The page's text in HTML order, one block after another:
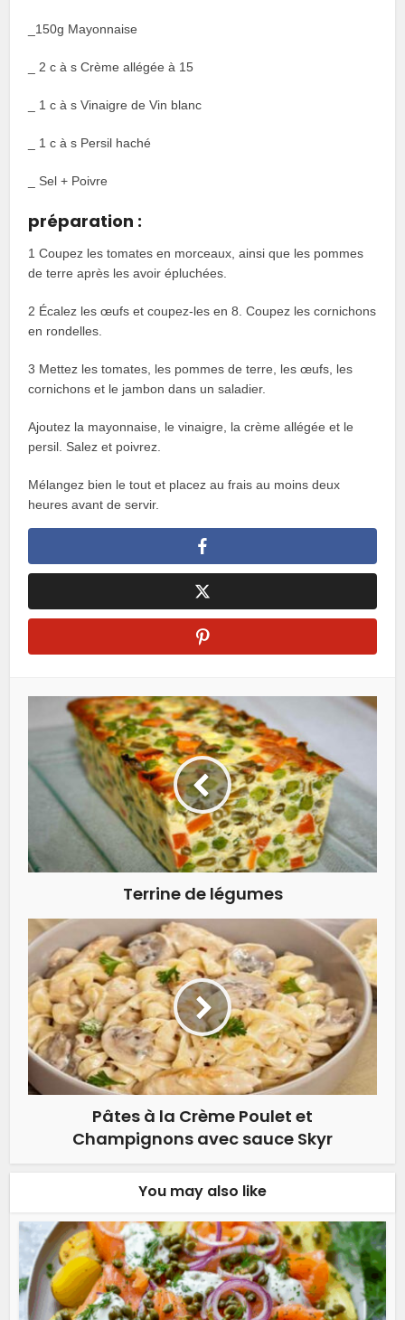
_150g Mayonnaise
_ 2 c à s Crème allégée à 15
_ 1 c à s Vinaigre de Vin blanc
_ 1 c à s Persil haché
_ Sel + Poivre
préparation :
1 Coupez les tomates en morceaux, ainsi que les pommes
de terre après les avoir épluchées.
2 Écalez les œufs et coupez-les en 8. Coupez les cornichons
en rondelles.
3 Mettez les tomates, les pommes de terre, les œufs, les
cornichons et le jambon dans un saladier.
Ajoutez la mayonnaise, le vinaigre, la crème allégée et le
persil. Salez et poivrez.
Mélangez bien le tout et placez au frais au moins deux
heures avant de servir.
Terrine de légumes
Pâtes à la Crème Poulet et
Champignons avec sauce Skyr
You may also like